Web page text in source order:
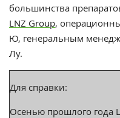
большинства
LNZ Group,
Ю, генеральным
Лу.
Для справки:
Осенью прошлого года